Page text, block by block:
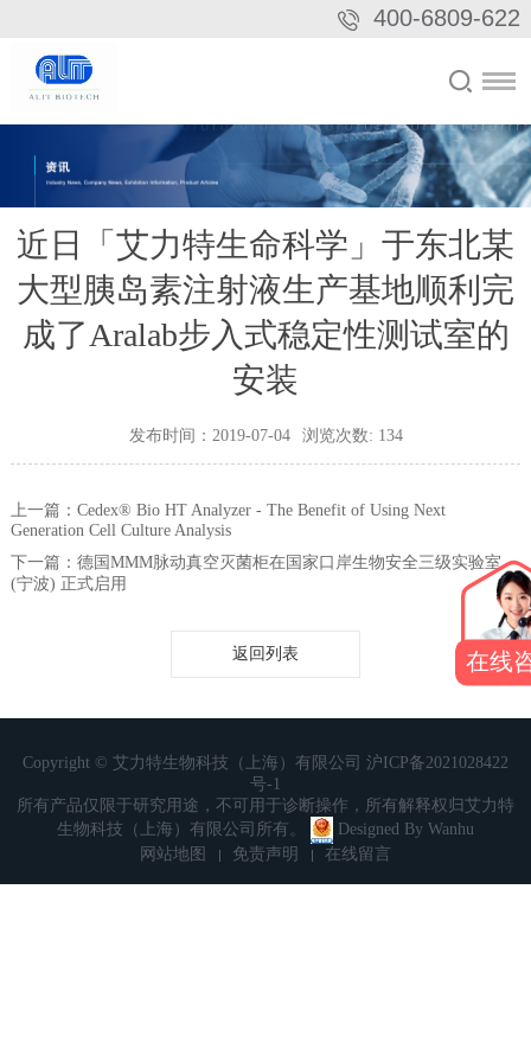
400-6809-622
近日「艾力特生命科学」于东北某
大型胰岛素注射液生产基地顺利完
成了Aralab步入式稳定性测试室的
安装
发布时间：2019-07-04 浏览次数: 134
上一篇：Cedex® Bio HT Analyzer - The Benefit of Using Next
Generation Cell Culture Analysis
下一篇：德国MMM脉动真空灭菌柜在国家口岸生物安全三级实验室
(宁波) 正式启用
返回列表
Copyright © 艾力特生物科技（上海）有限公司 沪ICP备2021028422
号-1
所有产品仅限于研究用途，不可用于诊断操作，所有解释权归艾力特
生物科技（上海）有限公司所有。
Designed By Wanhu
网站地图
免责声明 在线留言
在线